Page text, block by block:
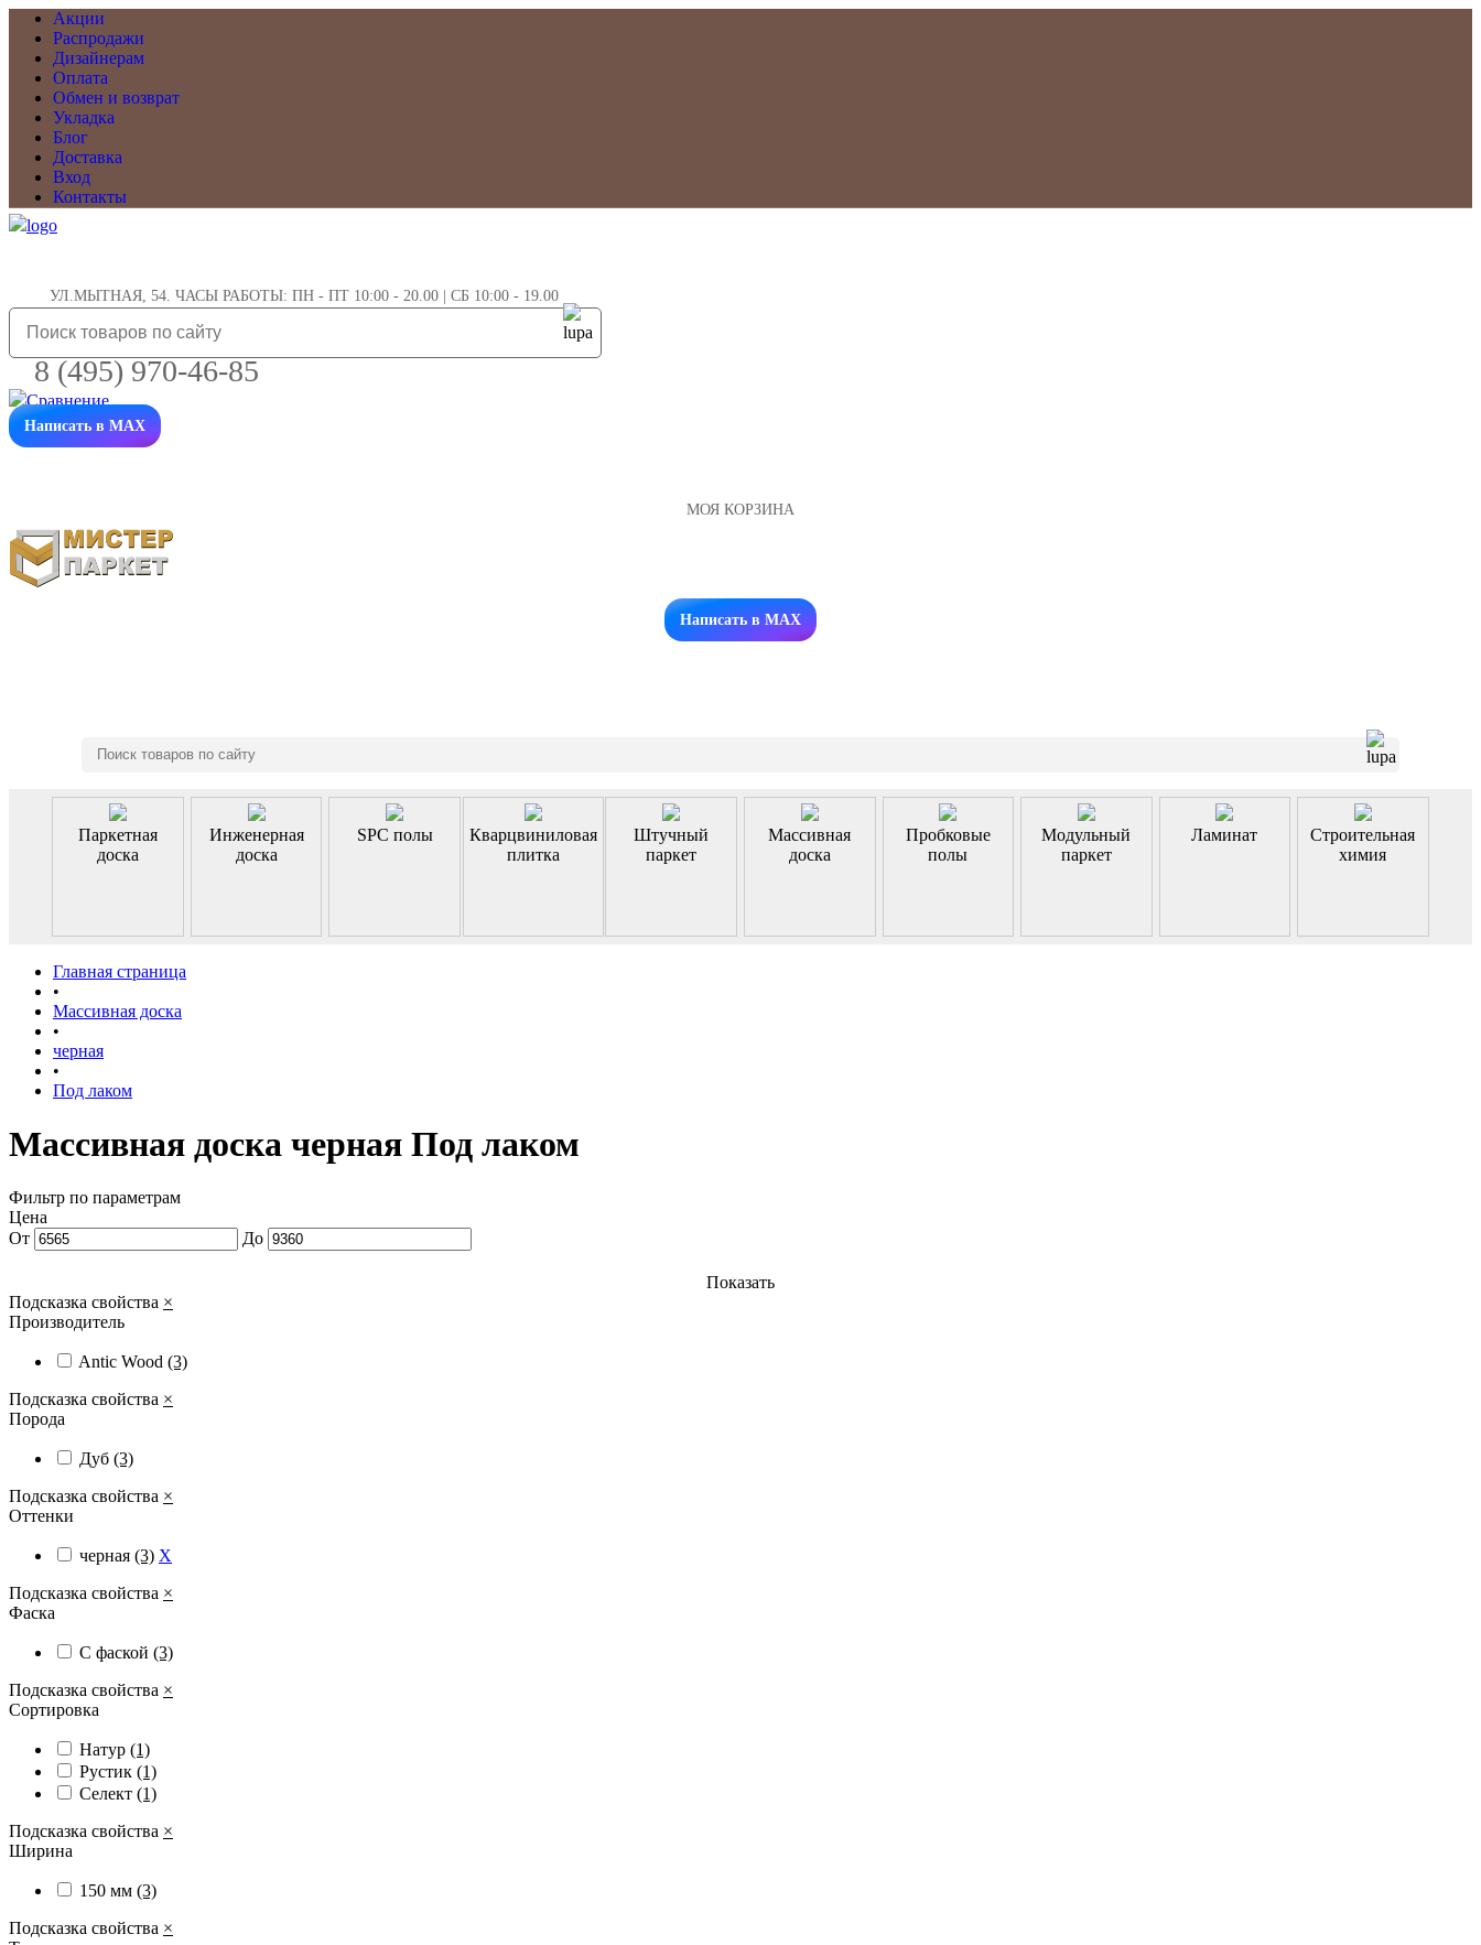
Акции
Распродажи
Дизайнерам
Оплата
Обмен и возврат
Укладка
Блог
Доставка
Вход
Контакты
УЛ.МЫТНАЯ, 54. ЧАСЫ РАБОТЫ: ПН - ПТ 10:00 - 20.00 | СБ 10:00 - 19.00
8 (495) 970-46-85
Написать в MAX
МОЯ КОРЗИНА
Заказать звонок
Написать в MAX
Паркетная
доска
Инженерная
доска
SPC полы
Кварцвиниловая
плитка
Штучный
паркет
Массивная
доска
Пробковые
полы
Модульный
паркет
Ламинат
Строительная
химия
Главная страница
•
Массивная доска
•
черная
•
Под лаком
Массивная доска черная Под лаком
Фильтр по параметрам
Цена
От
До
Показать
Подсказка свойства ×
Производитель
Antic Wood (3)
Подсказка свойства ×
Порода
Дуб (3)
Подсказка свойства ×
Оттенки
черная (3) X
Подсказка свойства ×
Фаска
С фаской (3)
Подсказка свойства ×
Сортировка
Натур (1)
Рустик (1)
Селект (1)
Подсказка свойства ×
Ширина
150 мм (3)
Подсказка свойства ×